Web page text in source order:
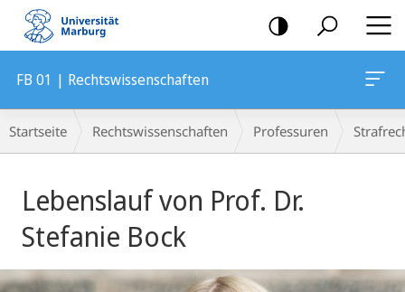
Mobile-
Navigation
FB 01 | Rechtswissenschaften
Breadcrumb-
Navigation
Startseite Rechtswissenschaften Professuren
Lebenslauf von Prof. Dr.
Stefanie Bock